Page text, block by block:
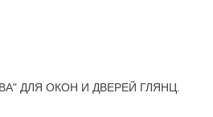
ДЛЯ ОКОН И ДВЕРЕЙ ГЛЯНЦ.